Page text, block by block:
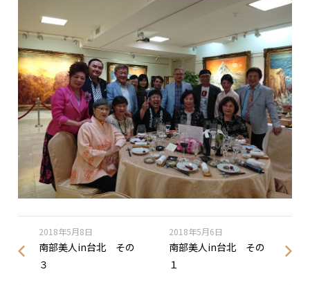
2018年5月8日
南部美人in台北 その
３
2018年5月6日
南部美人in台北 その
１